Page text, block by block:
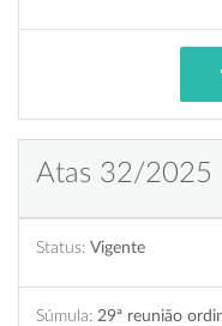
Atas 32/2025
Status: Vigente
Súmula: 29ª reunião